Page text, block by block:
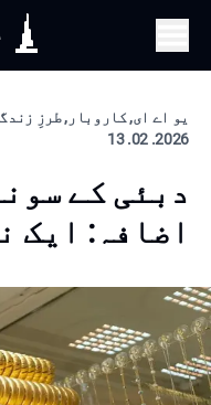
یو اے ای, کاروبار, طرزِ
2026. 02. 13
دبئی کے
اضافہ: ایک